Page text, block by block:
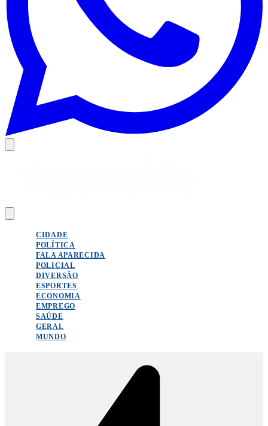
CIDADE
POLÍTICA
FALA APARECIDA
POLICIAL
DIVERSÃO
ESPORTES
ECONOMIA
EMPREGO
SAÚDE
GERAL
MUNDO